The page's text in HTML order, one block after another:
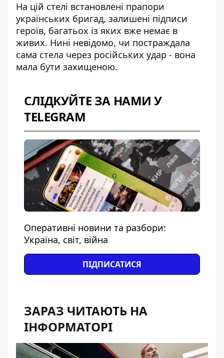
На цій стелі встановлені прапори
українських бригад, залишені підписи
героїв, багатьох із яких вже немає в
живих. Нині невідомо, чи постраждала
сама стела через російських удар - вона
мала бути захищеною.
СЛІДКУЙТЕ ЗА НАМИ У
TELEGRAM
Оперативні новини та разбори:
Україна, світ, війна
ПІДПИСАТИСЯ
ЗАРАЗ ЧИТАЮТЬ НА
ІНФОРМАТОРІ